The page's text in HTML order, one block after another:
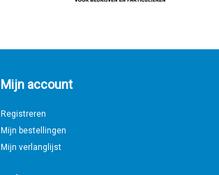
Mijn account
Registreren
Mijn bestellingen
Mijn verlanglijst